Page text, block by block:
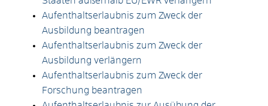
Aufenthaltserlaubnis zum Zweck der
Ausbildung beantragen
Aufenthaltserlaubnis zum Zweck der
Ausbildung verlängern
Aufenthaltserlaubnis zum Zweck der
Forschung beantragen